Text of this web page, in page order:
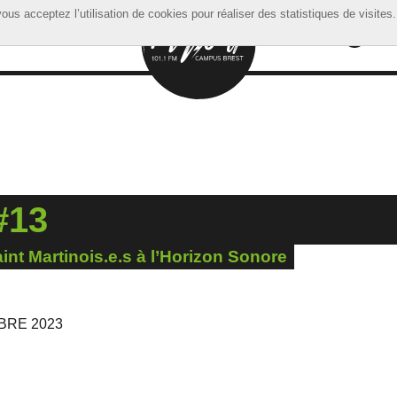
acceptez l’utilisation de cookies pour réaliser des statistiques de visites.
acceptez l’utilisation de cookies pour réaliser des statistiques de visites.
Martinois.e.s à l’Horizon Sonore
2023